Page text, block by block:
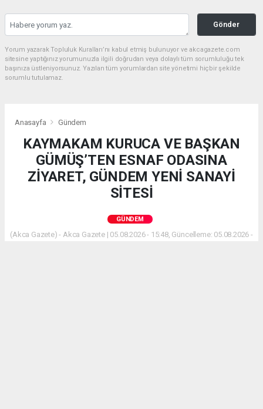
Gönder
Yorum yazarak Topluluk Kuralları’nı kabul etmiş bulunuyor ve akcagazete.com
sitesine yaptığınız yorumunuzla ilgili doğrudan veya dolaylı tüm sorumluluğu tek
başınıza üstleniyorsunuz. Yazılan tüm yorumlardan site yönetimi hiçbir şekilde
sorumlu tutulamaz.
Anasayfa Gündem
KAYMAKAM KURUCA VE BAŞKAN
GÜMÜŞ’TEN ESNAF ODASINA
ZİYARET, GÜNDEM YENİ SANAYİ
SİTESİ
GÜNDEM
(Akca Gazete) - Akca Gazete | 05.08.2026 - 15:48, Güncelleme: 05.08.2026 -